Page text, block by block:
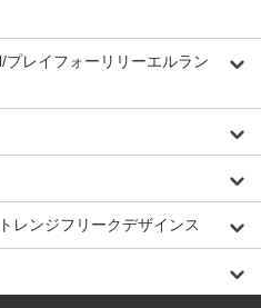
プレイフォーリリーエルラン
レンジフリークデザインス